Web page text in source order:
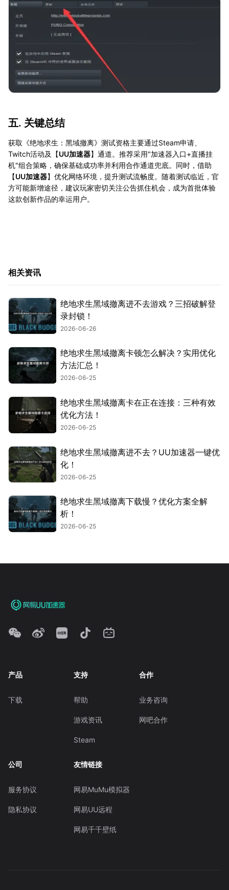
五. 关键总结
获取《绝地求生：黑域撤离》测试资格主要通过Steam申请、
Twitch活动及【UU加速器】通道。推荐采用"加速器入口+直播挂
机"组合策略，确保基础成功率并利用合作通道兜底。同时，借助
【UU加速器】优化网络环境，提升测试流畅度。随着测试临近，官
方可能新增途径，建议玩家密切关注公告抓住机会，成为首批体验
这款创新作品的幸运用户。
相关资讯
绝地求生黑域撤离进不去游戏？三招破解登
录封锁！
2026-06-26
绝地求生黑域撤离卡顿怎么解决？实用优化
方法汇总！
2026-06-25
绝地求生黑域撤离卡在正在连接：三种有效
优化方法！
2026-06-25
绝地求生黑域撤离进不去？UU加速器一键优
化！
2026-06-25
绝地求生黑域撤离下载慢？优化方案全解
析！
2026-06-25
产品
下载
支持
帮助
游戏资讯
Steam
合作
业务咨询
网吧合作
公司
服务协议
隐私协议
友情链接
网易MuMu模拟器
网易UU远程
网易千千壁纸